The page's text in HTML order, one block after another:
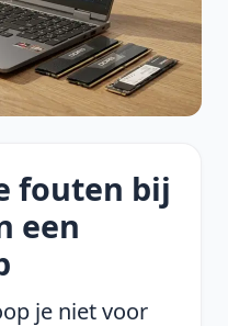
fouten bij
een
je niet voor